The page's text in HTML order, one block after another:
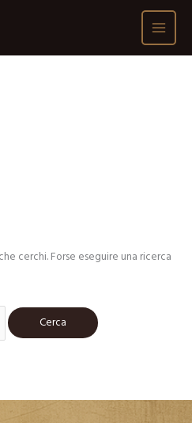
cerchi. Forse eseguire una ricerca